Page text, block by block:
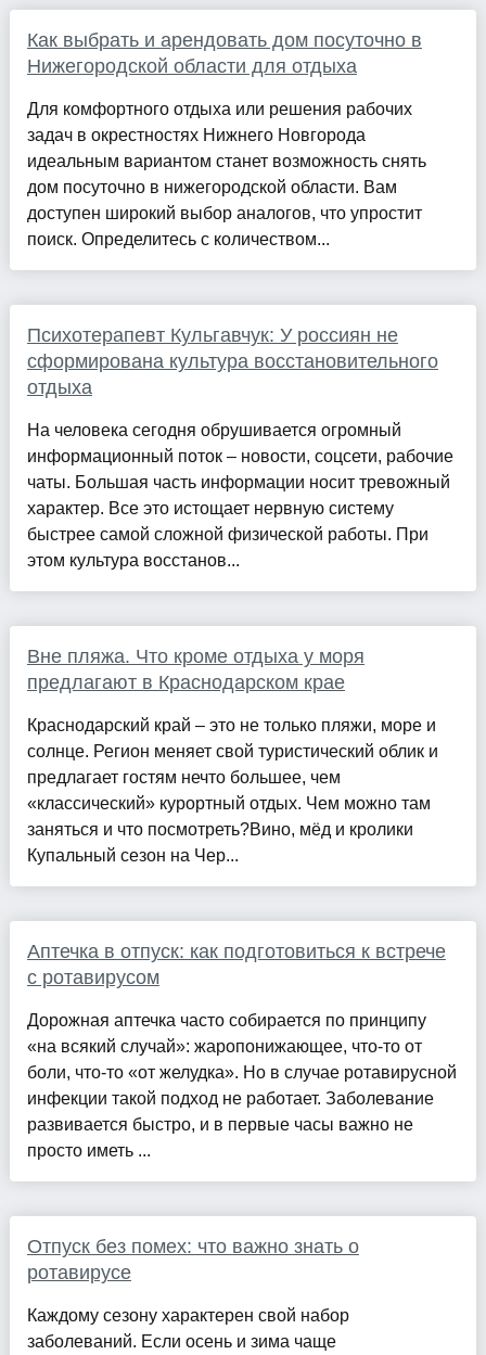
Как выбрать и арендовать дом посуточно в
Нижегородской области для отдыха
Для комфортного отдыха или решения рабочих
задач в окрестностях Нижнего Новгорода
идеальным вариантом станет возможность снять
дом посуточно в нижегородской области. Вам
доступен широкий выбор аналогов, что упростит
поиск. Определитесь с количеством...
Психотерапевт Кульгавчук: У россиян не
сформирована культура восстановительного
отдыха
На человека сегодня обрушивается огромный
информационный поток – новости, соцсети, рабочие
чаты. Большая часть информации носит тревожный
характер. Все это истощает нервную систему
быстрее самой сложной физической работы. При
этом культура восстанов...
Вне пляжа. Что кроме отдыха у моря
предлагают в Краснодарском крае
Краснодарский край – это не только пляжи, море и
солнце. Регион меняет свой туристический облик и
предлагает гостям нечто большее, чем
«классический» курортный отдых. Чем можно там
заняться и что посмотреть?Вино, мёд и кролики
Купальный сезон на Чер...
Аптечка в отпуск: как подготовиться к встрече
с ротавирусом
Дорожная аптечка часто собирается по принципу
«на всякий случай»: жаропонижающее, что-то от
боли, что-то «от желудка». Но в случае ротавирусной
инфекции такой подход не работает. Заболевание
развивается быстро, и в первые часы важно не
просто иметь ...
Отпуск без помех: что важно знать о
ротавирусе
Каждому сезону характерен свой набор
заболеваний. Если осень и зима чаще